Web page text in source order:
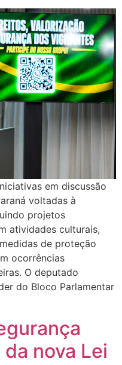
em discussão
voltadas à
projetos
atividades culturais,
de proteção
ocorrências
O deputado
do Bloco Parlamentar
nova Lei